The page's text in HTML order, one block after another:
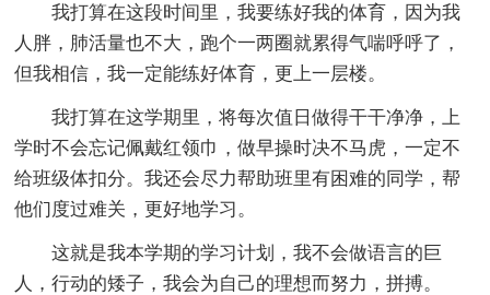
我打算在这段时间里，我要练好我的体育，因为我
人胖，肺活量也不大，跑个一两圈就累得气喘呼呼了，
但我相信，我一定能练好体育，更上一层楼。
我打算在这学期里，将每次值日做得干干净净，上
学时不会忘记佩戴红领巾，做早操时决不马虎，一定不
给班级体扣分。我还会尽力帮助班里有困难的同学，帮
他们度过难关，更好地学习。
这就是我本学期的学习计划，我不会做语言的巨
人，行动的矮子，我会为自己的理想而努力，拼搏。